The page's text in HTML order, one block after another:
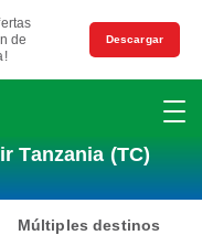
de
Descargar
Tanzania (TC)
Múltiples destinos